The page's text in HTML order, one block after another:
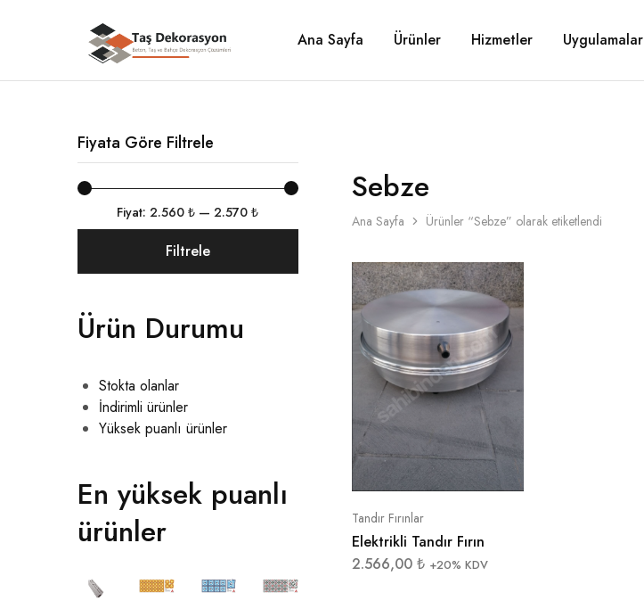
Taş
Dekorasyon
Beton,
Taş
Bahçe
Ana Sayfa Ürünler Hizmetler Uygulamalar
Sebze
Ana Sayfa Ürünler “Sebze” olarak etiketlendi
Tandır Fırınlar
Elektrikli Tandır Fırın
2.566,00 ₺ +20% KDV
Fiyata Göre Filtrele
Filtrele
Fiyat:2.560 ₺ —2.570 ₺
Ürün Durumu
Stokta olanlar
İndirimli ürünler
Yüksek puanlı ürünler
En yüksek puanlı
ürünler